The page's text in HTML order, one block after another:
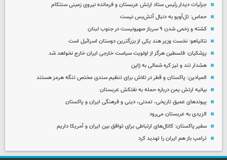
جزئیات دیدار رئیس ستاد ارتش عربستان و فرمانده نیروی زمینی سنتکام
حماس: تل‌آویو به دنبال آتش‌بس نیست
کشته و زخمی شدن ۹ سرباز صهیونیست در جنوب لبنان
نتانیاهو: نخست وزیر هند یکی از بزرگترین دوستان اسرائیل است
پزشکیان: فلسطین هرگز از اولویت سیاست خارجی ایران خارج نخواهد شد
هشدار تند و تیز کره شمالی به ژاپن
المیادین: پاکستان و قطر در تلاش برای تنظیم سندی مختص تنگه هرمز هستند
بیانیه ارتش یمن درباره حمله به نفتکش عربستان
پیوندهای عمیق تاریخی، تمدنی، دینی و فرهنگی ایران و پاکستان
الزیدی به عربستان می‌رود
سفیر پاکستان: کانال‌های ارتباطی برای توافق بین ایران و آمریکا داریم
ترامپ باز هم ایران را تهدید کرد